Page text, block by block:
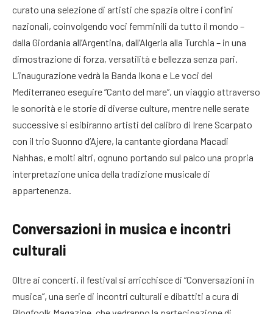
curato una selezione di artisti che spazia oltre i confini
nazionali, coinvolgendo voci femminili da tutto il mondo –
dalla Giordania all’Argentina, dall’Algeria alla Turchia – in una
dimostrazione di forza, versatilità e bellezza senza pari.
L’inaugurazione vedrà la Banda Ikona e Le voci del
Mediterraneo eseguire “Canto del mare”, un viaggio attraverso
le sonorità e le storie di diverse culture, mentre nelle serate
successive si esibiranno artisti del calibro di Irene Scarpato
con il trio Suonno d’Ajere, la cantante giordana Macadi
Nahhas, e molti altri, ognuno portando sul palco una propria
interpretazione unica della tradizione musicale di
appartenenza.
Conversazioni in musica e incontri
culturali
Oltre ai concerti, il festival si arricchisce di “Conversazioni in
musica”, una serie di incontri culturali e dibattiti a cura di